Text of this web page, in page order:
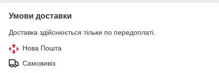
Умови доставки
Доставка здійснюється тільки по передоплаті.
Нова Пошта
Самовивіз